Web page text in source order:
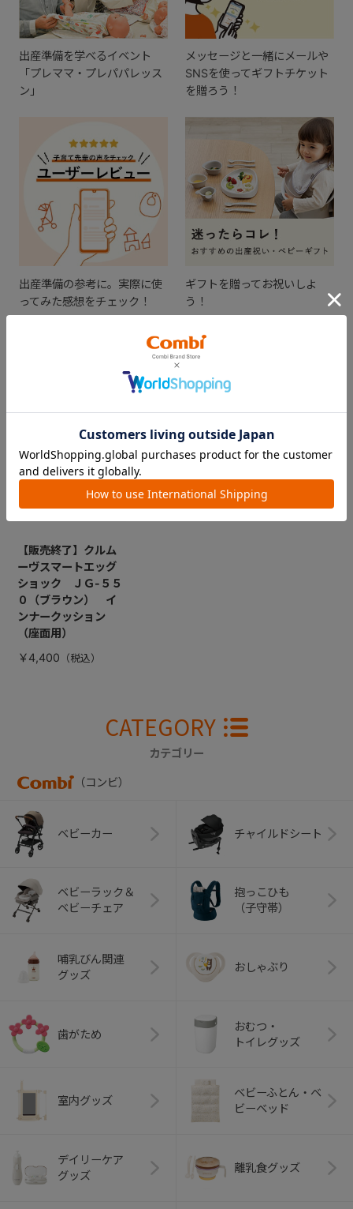
出産準備を学べるイベント
「プレママ・プレパパレッス
ン」
メッセージと一緒にメールや
SNSを使ってギフトチケット
を贈ろう！
出産準備の参考に。実際に使
ってみた感想をチェック！
ギフトを贈ってお祝いしよ
う！
CHECKED ITEM
【販売終了】クルム
ーヴスマートエッグ
ショック ＪＧ-５５
０（ブラウン） イ
ンナークッション
（座面用）
￥4,400
CATEGORY
カテゴリー
（コンビ）
ベビーカー チャイルドシート
ベビーラック＆
ベビーチェア
抱っこひも
（子守帯）
哺乳びん関連
グッズ
おしゃぶり
歯がため
おむつ・
トイレグッズ
室内グッズ
ベビーふとん・ベ
ビーベッド
デイリーケア
グッズ
離乳食グッズ